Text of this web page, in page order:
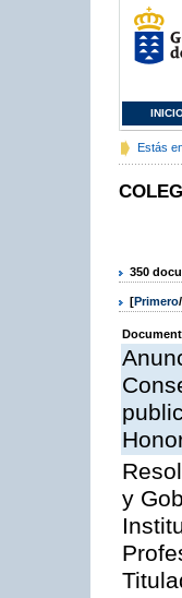
Estás
350
[Primero/
y